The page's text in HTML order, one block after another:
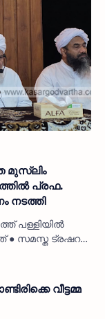
മുസ്ലിം
പ്രഫ.
നടത്തി
പള്ളിയിൽ
● സമസ്ത ട്രഷറർ
വീട്ടമ്മ